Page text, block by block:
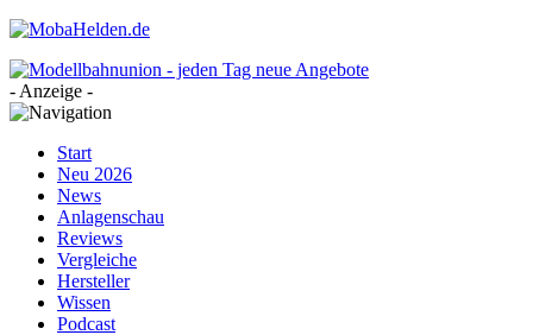
- Anzeige -
Start
Neu 2026
News
Anlagenschau
Reviews
Vergleiche
Hersteller
Wissen
Podcast